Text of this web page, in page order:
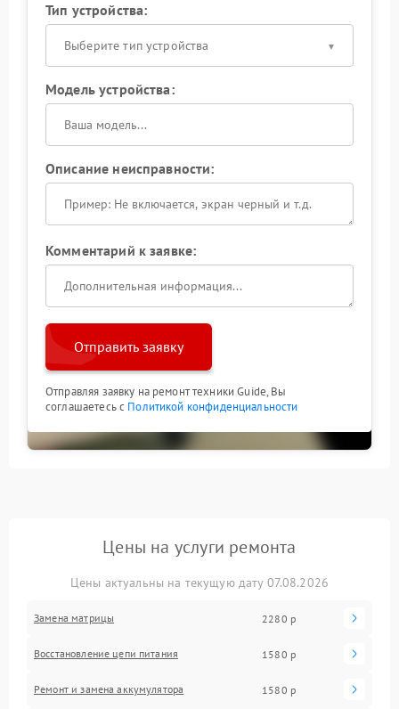
Тип устройства:
Выберите тип устройства
Модель устройства:
Описание неисправности:
Комментарий к заявке:
Отправить заявку
Отправляя заявку на ремонт техники Guide, Вы
соглашаетесь с Политикой конфиденциальности
Цены на услуги ремонта
Цены актуальны на текущую дату 07.08.2026
Замена матрицы 2280 р
Восстановление цепи питания 1580 р
Ремонт и замена аккумулятора 1580 р